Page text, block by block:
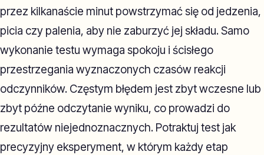
przez kilkanaście minut powstrzymać się od jedzenia,
picia czy palenia, aby nie zaburzyć jej składu. Samo
wykonanie testu wymaga spokoju i ścisłego
przestrzegania wyznaczonych czasów reakcji
odczynników. Częstym błędem jest zbyt wczesne lub
zbyt późne odczytanie wyniku, co prowadzi do
rezultatów niejednoznacznych. Potraktuj test jak
precyzyjny eksperyment, w którym każdy etap